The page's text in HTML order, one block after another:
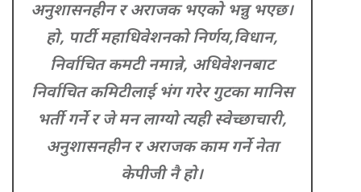
अनुशासनहीन र अराजक भएको भन्नु भएछ।
हो, पार्टी महाधिवेशनको निर्णय,विधान,
निर्वाचित कमटी नमान्ने, अधिवेशनबाट
निर्वाचित कमिटीलाई भंग गरेर गुटका मानिस
भर्ती गर्ने र जे मन लाग्यो त्यही स्वेच्छाचारी,
अनुशासनहीन र अराजक काम गर्ने नेता
केपीजी नै हो।